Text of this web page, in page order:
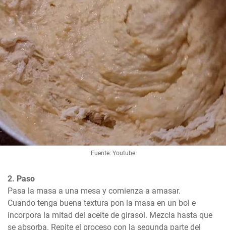
Fuente: Youtube
2. Paso
Pasa la masa a una mesa y comienza a amasar.
Cuando tenga buena textura pon la masa en un bol e
incorpora la mitad del aceite de girasol. Mezcla hasta que
se absorba. Repite el proceso con la segunda parte del